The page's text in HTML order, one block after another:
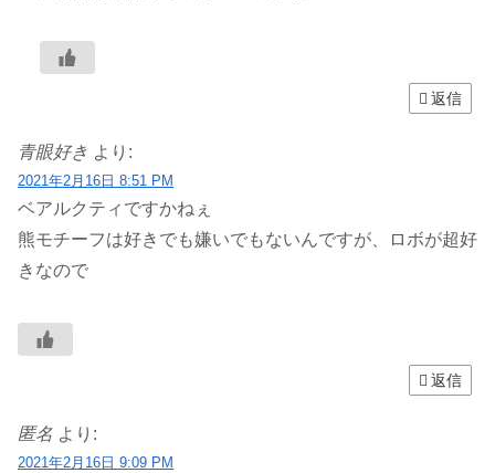
返信
青眼好き より:
2021年2月16日 8:51 PM
ベアルクティですかねぇ
熊モチーフは好きでも嫌いでもないんですが、ロボが超好
きなので
返信
匿名 より:
2021年2月16日 9:09 PM